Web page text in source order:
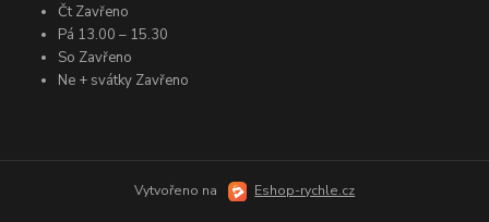
Čt Zavřeno
Pá 13.00 – 15.30
So Zavřeno
Ne + svátky Zavřeno
Vytvořeno na Eshop-rychle.cz